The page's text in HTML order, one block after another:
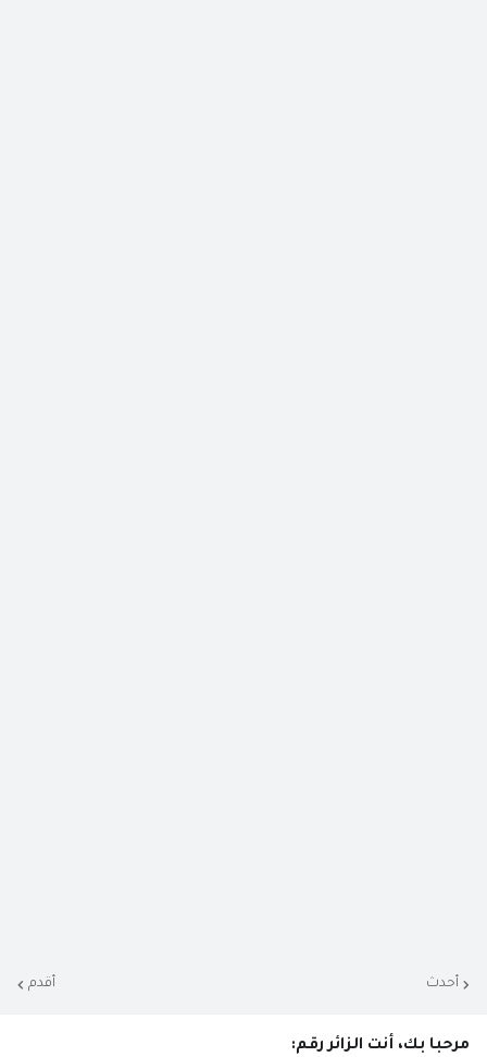
أحدث أقدم
مرحبا بك، أنت الزائر رقم: